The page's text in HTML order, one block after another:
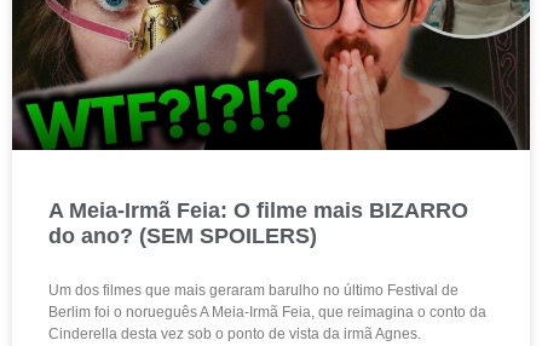
A Meia-Irmã Feia: O filme mais BIZARRO
do ano? (SEM SPOILERS)
Um dos filmes que mais geraram barulho no último Festival de
Berlim foi o norueguês A Meia-Irmã Feia, que reimagina o conto da
Cinderella desta vez sob o ponto de vista da irmã Agnes.